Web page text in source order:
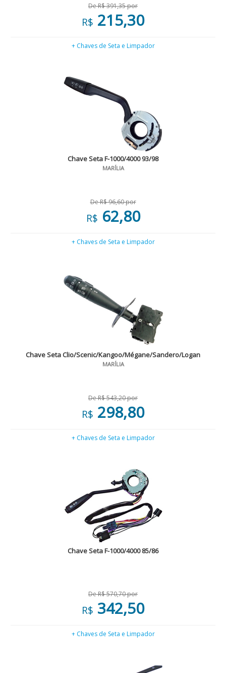
De R$ 391,35 por
R$ 215,30
+ Chaves de Seta e Limpador
Chave Seta F-1000/4000 93/98
MARÍLIA
De R$ 96,60 por
R$ 62,80
+ Chaves de Seta e Limpador
Chave Seta Clio/Scenic/Kangoo/Mégane/Sandero/Logan
MARÍLIA
De R$ 543,20 por
R$ 298,80
+ Chaves de Seta e Limpador
Chave Seta F-1000/4000 85/86
De R$ 570,70 por
R$ 342,50
+ Chaves de Seta e Limpador